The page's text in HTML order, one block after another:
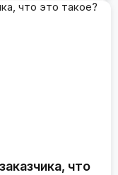
что